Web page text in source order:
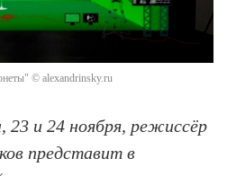
© alexandrinsky.ru
23 и 24 ноября, режиссёр
представит в